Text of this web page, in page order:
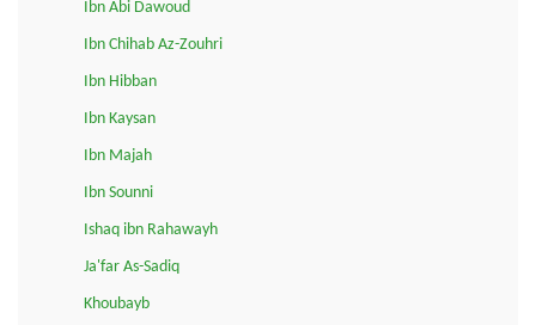
Ibn Abi Dawoud
Ibn Chihab Az-Zouhri
Ibn Hibban
Ibn Kaysan
Ibn Majah
Ibn Sounni
Ishaq ibn Rahawayh
Ja'far As-Sadiq
Khoubayb